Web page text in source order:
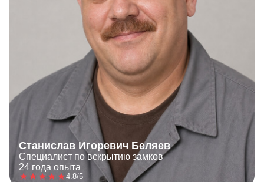
Станислав Игоревич Беляев
Специалист по вскрытию замков
24 года опыта
4.8/5